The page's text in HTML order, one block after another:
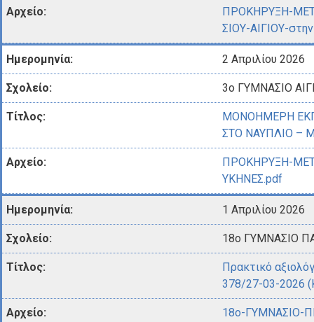
ΠΡΟΚΗΡΥΞΗ-
ΣΙΟΥ-ΑΙΓΙΟΥ-
2 Απριλίου 2026
3ο ΓΥΜΝΑΣΙΟ
ΜΟΝΟΗΜΕΡΗ
ΣΤΟ ΝΑΥΠΛΙΟ –
ΠΡΟΚΗΡΥΞΗ-
ΥΚΗΝΕΣ.pdf
1 Απριλίου 2026
18ο ΓΥΜΝΑΣΙΟ
Πρακτικό
378/27-03-2026
18ο-ΓΥΜΝΑΣΙΟ-